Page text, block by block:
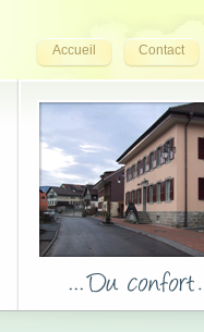
Accueil Contact